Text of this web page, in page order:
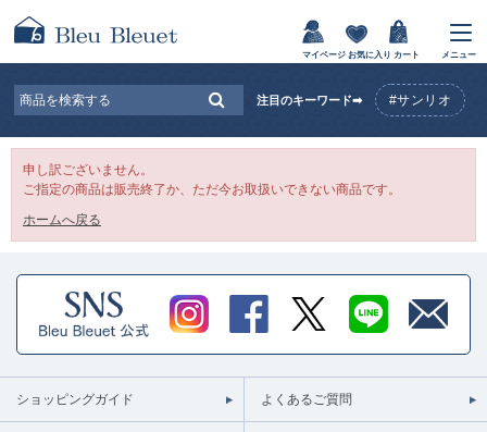
マイページ お気に入り カート メニュー
注目のキーワード➡ #サンリオ
申し訳ございません。
ご指定の商品は販売終了か、ただ今お取扱いできない商品です。
ホームへ戻る
ショッピングガイド よくあるご質問